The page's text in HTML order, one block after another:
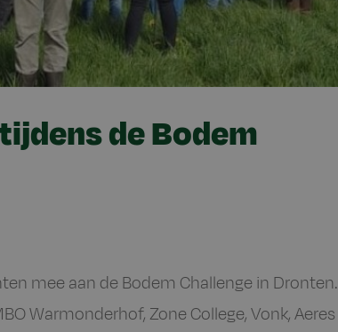
de Bodem
mee aan de Bodem Challenge in Dronten.
Warmonderhof, Zone College, Vonk, Aeres